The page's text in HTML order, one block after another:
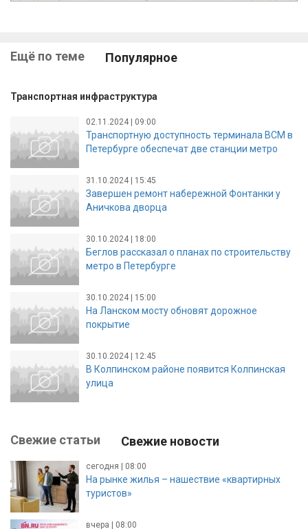
Ещё по теме Популярное
Транспортная инфраструктура
02.11.2024 | 09:00
Транспортную доступность терминала ВСМ в
Петербурге обеспечат две станции метро
31.10.2024 | 15:45
Завершен ремонт набережной Фонтанки у
Аничкова дворца
30.10.2024 | 18:00
Беглов рассказал о планах по строительству
метро в Петербурге
30.10.2024 | 15:00
На Ланском мосту обновят дорожное
покрытие
30.10.2024 | 12:45
В Колпинском районе появится Колпинская
улица
Свежие статьи Свежие новости
сегодня | 08:00
На рынке жилья – нашествие «квартирных
туристов»
вчера | 08:00